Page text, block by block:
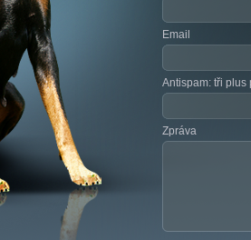
Email
Antispam: tři plus
Zpráva